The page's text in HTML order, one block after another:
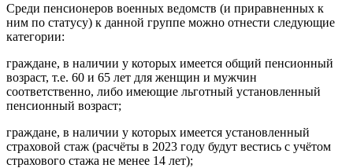
Среди пенсионеров военных ведомств (и приравненных к
ним по статусу) к данной группе можно отнести следующие
категории:
граждане, в наличии у которых имеется общий пенсионный
возраст, т.е. 60 и 65 лет для женщин и мужчин
соответственно, либо имеющие льготный установленный
пенсионный возраст;
граждане, в наличии у которых имеется установленный
страховой стаж (расчёты в 2023 году будут вестись с учётом
страхового стажа не менее 14 лет);